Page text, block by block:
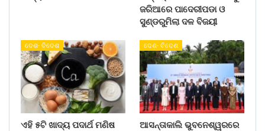
ଜରିଆରେ ପାଦେରୀପଡା ଓ
ସୁଣ୍ଡରୁମିଲା ଦଳ ବିଜୟୀ
ଦେଶ- ବିଦେଶ
ଏହି ୫ଟି ଖାଦ୍ୟ ପଦାର୍ଥ ମଣିଷ
ଦେଶ- ବିଦେଶ
ଆସନ୍ତାକାଲି ଭୁବନେଶ୍ୱରରେ